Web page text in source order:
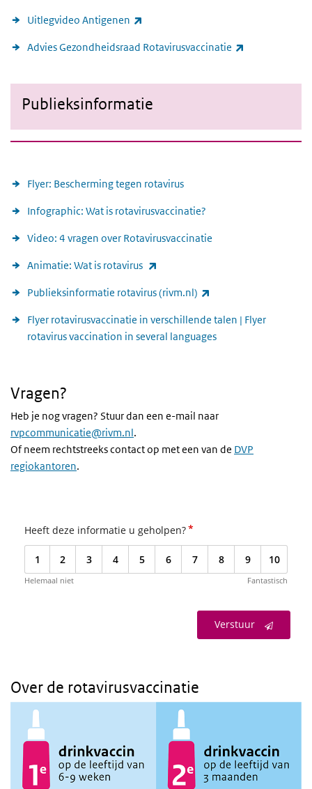
Uitlegvideo Antigenen
Advies Gezondheidsraad Rotavirusvaccinatie
Publieksinformatie
Flyer: Bescherming tegen rotavirus
Infographic: Wat is rotavirusvaccinatie?
Video: 4 vragen over Rotavirusvaccinatie
Animatie: Wat is rotavirus
Publieksinformatie rotavirus (rivm.nl)
Flyer rotavirusvaccinatie in verschillende talen | Flyer
rotavirus vaccination in several languages
Vragen?
Heb je nog vragen? Stuur dan een e-mail naar
rvpcommunicatie@rivm.nl.
Of neem rechtstreeks contact op met een van de DVP
regiokantoren.
Heeft deze informatie u geholpen?*
1 2 3 4 5 6 7 8 9 10
Helemaal niet Fantastisch
Verstuur
Over de rotavirusvaccinatie